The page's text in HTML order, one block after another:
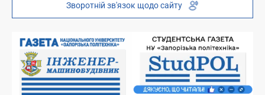
Платні послуги
Накази та розпорядження для оприлюднення
Міністерство освіти і науки України
Урядова "гаряча лінія" 1545
Зворотній зв'язок щодо сайту